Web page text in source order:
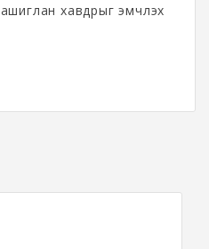
хавдрыг эмчлэх